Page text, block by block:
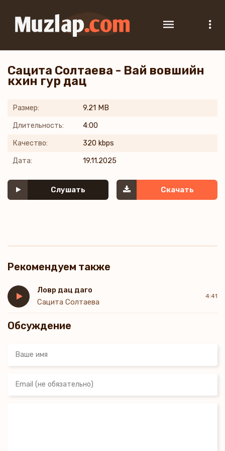
Сацита Солтаева - Вай вовшийн
кхин гур дац
Размер: 9.21 MB
Длительность: 4:00
Качество: 320 kbps
Дата: 19.11.2025
Слушать Скачать
Рекомендуем также
Ловр дац даго
Сацита Солтаева
4:41
Обсуждение